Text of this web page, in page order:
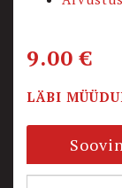
9.00€
LÄBI